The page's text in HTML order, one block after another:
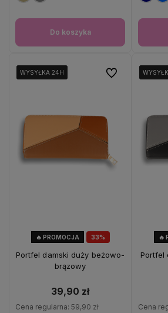
Do koszyka
33%
🔥 PROMOCJA
WYSYŁKA 24H
WYSYŁKA 24H
WYSYŁKA 24H
Portfel damski duży beżowo-
brązowy
39,90 zł
Cena regularna: 59,90 zł
Do ulubionych
🔥
Portfel
Cena